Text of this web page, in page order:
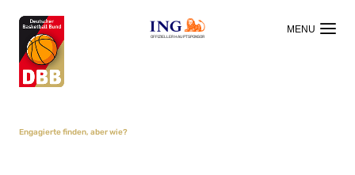
OFFIZIELLER HAUPTSPONSOR
Engagierte finden, aber wie?